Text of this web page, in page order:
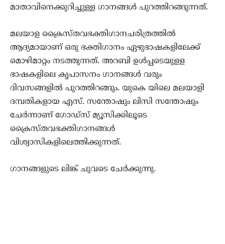
മാതാവിനെക്കുറിച്ചുള്ള ഗാനങ്ങള്‍ പുറത്തിറങ്ങുന്നത്.
മലയാള ക്രൈസ്തവഭക്തിഗാനചരിത്രത്തില്‍
ആദ്യമായാണ് ഒരു ഭക്തിഗാനം ഏഴുഭാഷകളിലേക്ക്
മൊഴിമാറ്റം നടത്തുന്നത്. അറബി ഉള്‍പ്പടെയുളള
ഭാഷകളിലെ കൃപാസനം ഗാനങ്ങള്‍ വരും
ദിവസങ്ങളില്‍ പുറത്തിറങ്ങും. യുകെ യിലെ മലയാളി
ദമ്പതികളായ എസ്. സന്തോഷും ലിസി സന്തോഷും
ചേര്‍ന്നാണ് ഗോഡ്‌സ് മ്യൂസിക്കിലൂടെ
ക്രൈസ്തവഭക്തിഗാനങ്ങള്‍
വിശ്വാസികളിലെത്തിക്കുന്നത്.
ഗാനങ്ങളുടെ ലിങ്ക് ചുവടെ ചേര്‍ക്കുന്നു.